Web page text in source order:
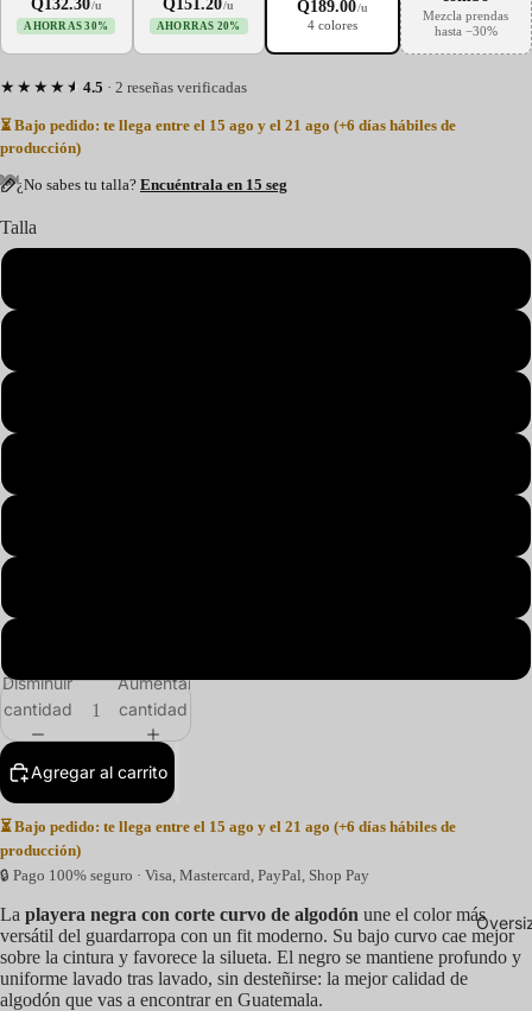
Q132.30/u
AHORRAS 30%
Q151.20/u
AHORRAS 20%
Q189.00/u
4 colores
Mezcla prendas
hasta −30%
★★★★★ 4.5 · 2 reseñas verificadas
⏳ Bajo pedido: te llega entre el 15 ago y el 21 ago (+6 días hábiles de
producción)
¿No sabes tu talla? Encuéntrala en 15 seg
Talla
Disminuir
cantidad
Aumentar
cantidad
Agregar al carrito
⏳ Bajo pedido: te llega entre el 15 ago y el 21 ago (+6 días hábiles de
producción)
🔒 Pago 100% seguro · Visa, Mastercard, PayPal, Shop Pay
La playera negra con corte curvo de algodón une el color más
versátil del guardarropa con un fit moderno. Su bajo curvo cae mejor
sobre la cintura y favorece la silueta. El negro se mantiene profundo y
uniforme lavado tras lavado, sin desteñirse: la mejor calidad de
algodón que vas a encontrar en Guatemala.